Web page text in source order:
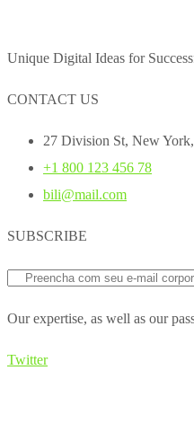
Unique Digital Ideas for
CONTACT US
27 Division St, New
+1 800 123 456 78
bili@mail.com
SUBSCRIBE
Our expertise, as well as our
Twitter